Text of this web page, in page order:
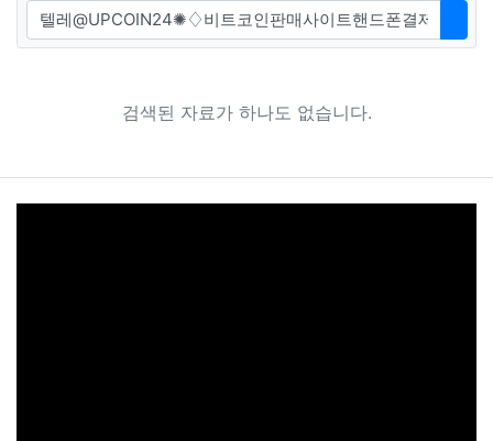
검색어
검
검색된 자료가 하나도 없습니다.